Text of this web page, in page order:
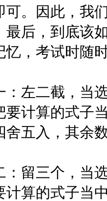
可。因此，我
最后，到底该
忆，考试时随
二截，当选
要计算的式子
舍五入，其余
三个，当选
计算的式子当